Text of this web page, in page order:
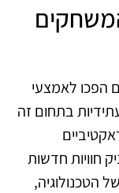
הפכו לאמצעי
בתחום זה
חוויות חדשות
הטכנולוגיה,